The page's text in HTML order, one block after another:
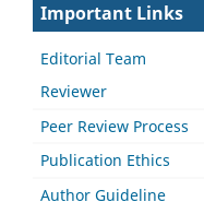
Important Links
Editorial Team
Reviewer
Peer Review Process
Publication Ethics
Author Guideline